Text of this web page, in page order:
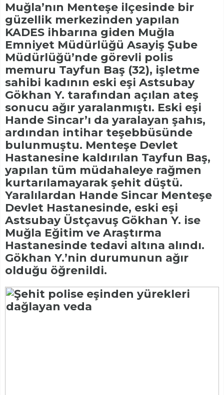
Muğla’nın Menteşe ilçesinde bir
güzellik merkezinden yapılan
KADES ihbarına giden Muğla
Emniyet Müdürlüğü Asayiş Şube
Müdürlüğü’nde görevli polis
memuru Tayfun Baş (32), işletme
sahibi kadının eski eşi Astsubay
Gökhan Y. tarafından açılan ateş
sonucu ağır yaralanmıştı. Eski eşi
Hande Sincar’ı da yaralayan şahıs,
ardından intihar teşebbüsünde
bulunmuştu. Menteşe Devlet
Hastanesine kaldırılan Tayfun Baş,
yapılan tüm müdahaleye rağmen
kurtarılamayarak şehit düştü.
Yaralılardan Hande Sincar Menteşe
Devlet Hastanesinde, eski eşi
Astsubay Üstçavuş Gökhan Y. ise
Muğla Eğitim ve Araştırma
Hastanesinde tedavi altına alındı.
Gökhan Y.’nin durumunun ağır
olduğu öğrenildi.